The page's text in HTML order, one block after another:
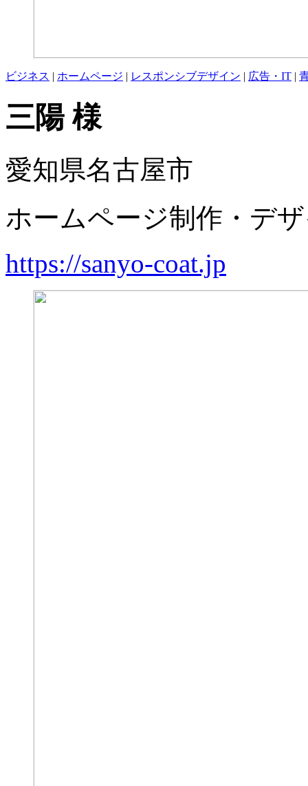
ビジネス | ホームページ | レスポンシブデザイン | 広告・IT |
三陽 様
愛知県名古屋市
ホームページ制作・デ
https://sanyo-coat.jp